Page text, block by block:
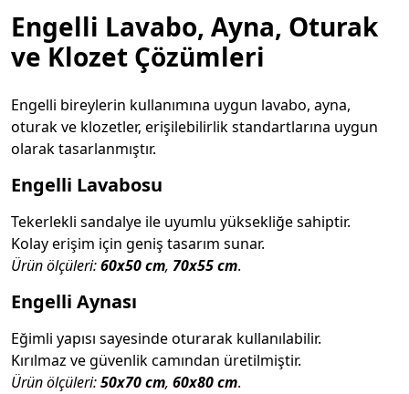
Engelli Lavabo, Ayna, Oturak
ve Klozet Çözümleri
Engelli bireylerin kullanımına uygun lavabo, ayna,
oturak ve klozetler, erişilebilirlik standartlarına uygun
olarak tasarlanmıştır.
Engelli Lavabosu
Tekerlekli sandalye ile uyumlu yüksekliğe sahiptir.
Kolay erişim için geniş tasarım sunar.
Ürün ölçüleri:60x50 cm, 70x55 cm.
Engelli Aynası
Eğimli yapısı sayesinde oturarak kullanılabilir.
Kırılmaz ve güvenlik camından üretilmiştir.
Ürün ölçüleri:50x70 cm, 60x80 cm.